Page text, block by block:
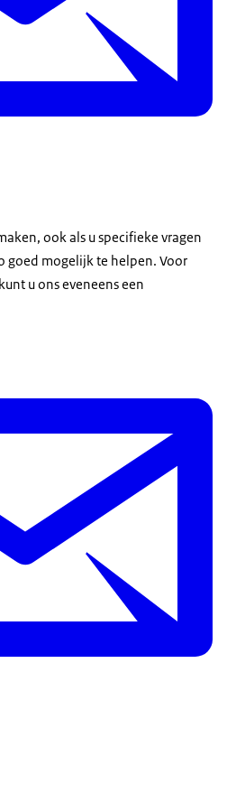
ook als u specifieke vragen
goed mogelijk te helpen. Voor
u ons eveneens een